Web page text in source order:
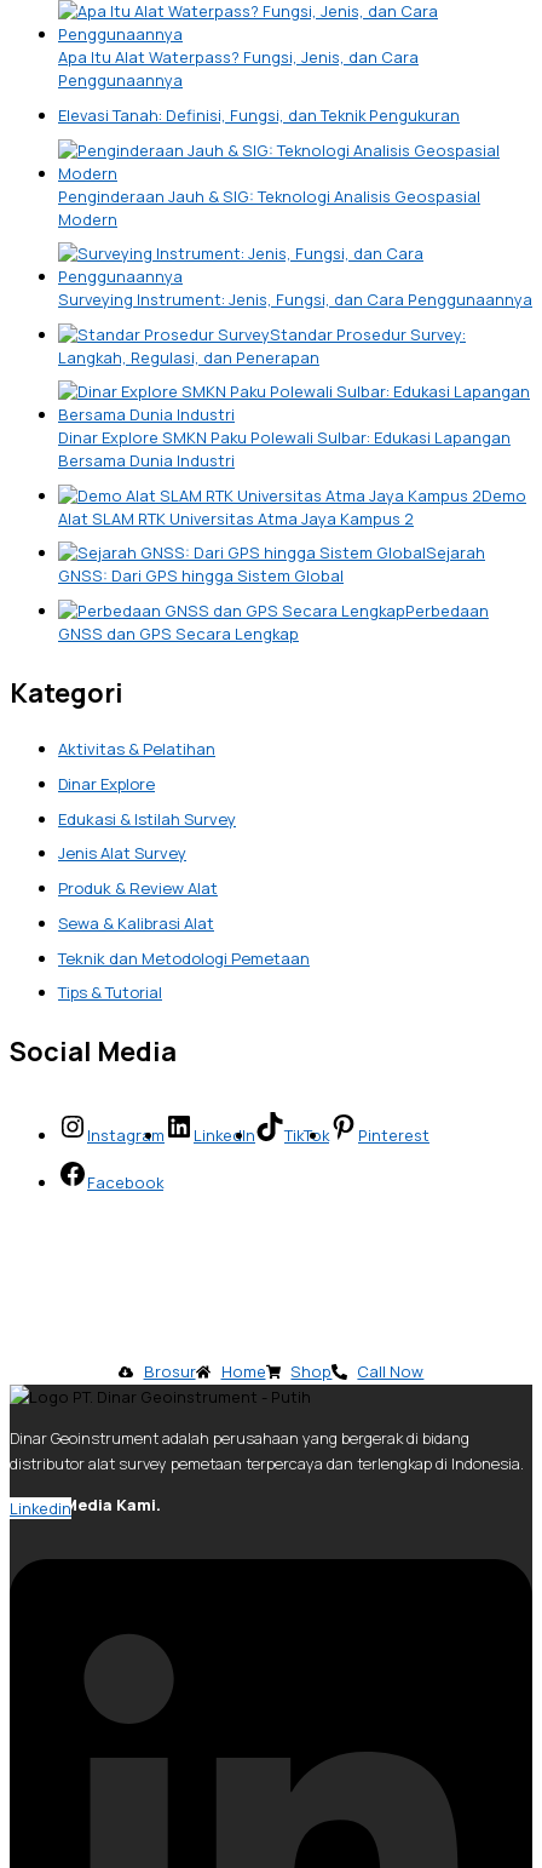
Apa Itu Alat Waterpass? Fungsi, Jenis, dan Cara
Penggunaannya
Elevasi Tanah: Definisi, Fungsi, dan Teknik Pengukuran
Penginderaan Jauh & SIG: Teknologi Analisis Geospasial
Modern
Surveying Instrument: Jenis, Fungsi, dan Cara Penggunaannya
Standar Prosedur Survey:
Langkah, Regulasi, dan Penerapan
Dinar Explore SMKN Paku Polewali Sulbar: Edukasi Lapangan
Bersama Dunia Industri
Demo
Alat SLAM RTK Universitas Atma Jaya Kampus 2
Sejarah
GNSS: Dari GPS hingga Sistem Global
Perbedaan
GNSS dan GPS Secara Lengkap
Kategori
Aktivitas & Pelatihan
Dinar Explore
Edukasi & Istilah Survey
Jenis Alat Survey
Produk & Review Alat
Sewa & Kalibrasi Alat
Teknik dan Metodologi Pemetaan
Tips & Tutorial
Social Media
Instagram LinkedIn TikTok Pinterest
Facebook
Brosur Home Shop Call Now
Dinar Geoinstrument adalah perusahaan yang bergerak di bidang
distributor alat survey pemetaan terpercaya dan terlengkap di Indonesia.
Social Media Kami.
Linkedin